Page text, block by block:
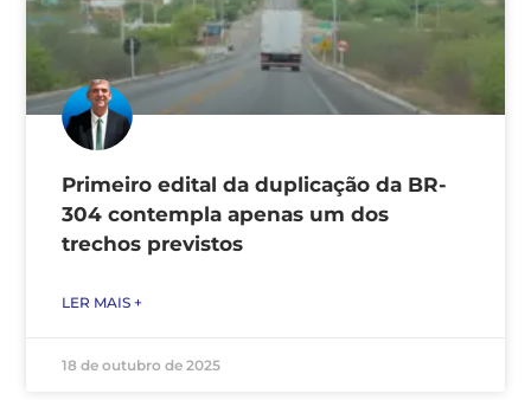
Primeiro edital da duplicação da BR-
304 contempla apenas um dos
trechos previstos
LER MAIS +
18 de outubro de 2025